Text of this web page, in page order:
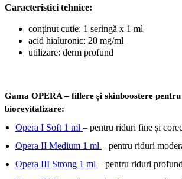
Caracteristici tehnice:
conținut cutie: 1 seringă x 1 ml
acid hialuronic: 20 mg/ml
utilizare: derm profund
Gama OPERA – fillere și skinboostere
biorevitalizare:
Opera I Soft 1 ml – pentru riduri fine și
Opera II Medium 1 ml – pentru riduri
Opera III Strong 1 ml – pentru riduri